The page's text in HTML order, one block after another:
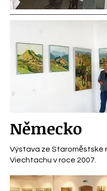
Německo
Výstava ze Staroměstské
Viechtachu v roce 2007.